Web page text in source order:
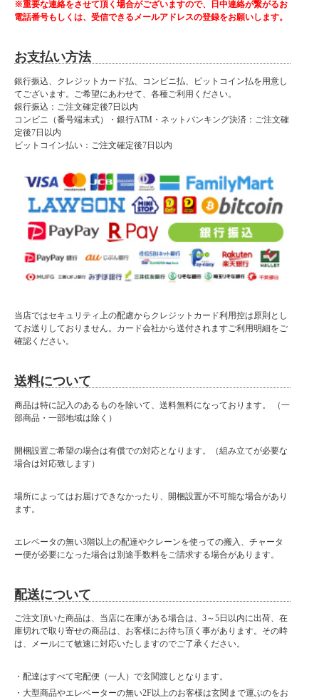
※重要な連絡をさせて頂く場合がございますので、日中連絡が繋がるお
電話番号もしくは、受信できるメールアドレスの登録をお願いします。
お支払い方法
銀行振込、クレジットカード払、コンビニ払、ビットコイン払を用意し
てございます。ご希望にあわせて、各種ご利用ください。
銀行振込：ご注文確定後7日以内
コンビニ（番号端末式）・銀行ATM・ネットバンキング決済：ご注文確
定後7日以内
ビットコイン払い：ご注文確定後7日以内
当店ではセキュリティ上の配慮からクレジットカード利用控は原則とし
てお送りしておりません。カード会社から送付されますご利用明細をご
確認ください。
送料について
商品は特に記入のあるものを除いて、送料無料になっております。 （一
部商品・一部地域は除く）
開梱設置ご希望の場合は有償での対応となります。（組み立てが必要な
場合は対応致します）
場所によってはお届けできなかったり、開梱設置が不可能な場合があり
ます。
エレベータの無い3階以上の配達やクレーンを使っての搬入、チャータ
ー便が必要になった場合は別途手数料をご請求する場合があります。
配送について
ご注文頂いた商品は、当店に在庫がある場合は、3～5日以内に出荷、在
庫切れで取り寄せの商品は、お客様にお待ち頂く事があります。その時
は、メールにて敏速に対応いたしますのでご了承ください。
・配達はすべて宅配便（一人）で玄関渡しとなります。
・大型商品やエレベーターの無い2F以上のお客様は玄関まで運ぶのをお